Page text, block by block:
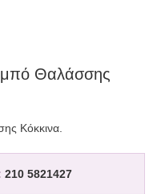
Θαλάσσης
Κόκκινα.
210 5821427